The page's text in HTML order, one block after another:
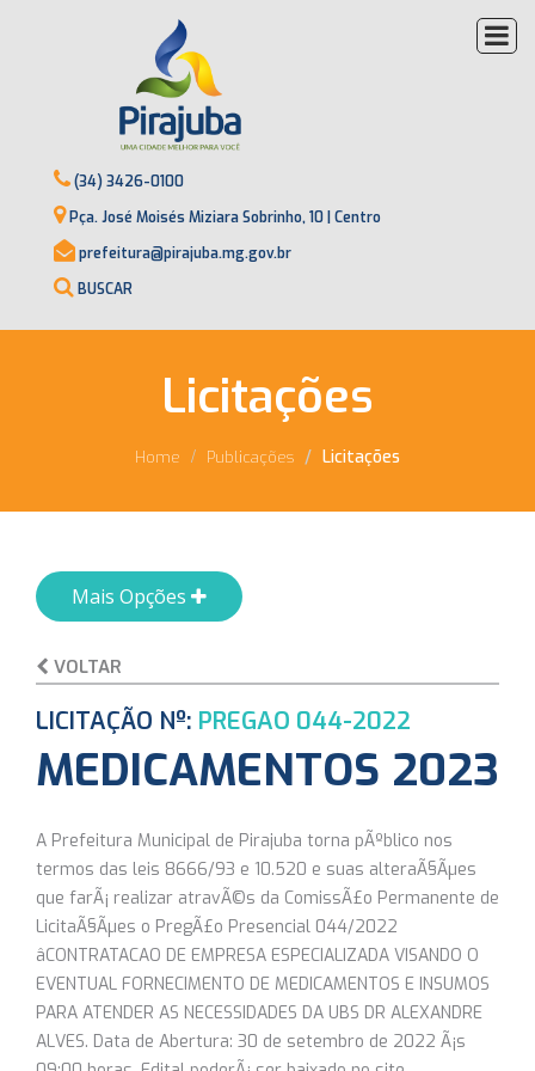
(34) 3426-0100
Pça. José Moisés Miziara Sobrinho, 10 | Centro
prefeitura@pirajuba.mg.gov.br
BUSCAR
Licitações
Home Publicações Licitações
Mais Opções
VOLTAR
LICITAÇÃO Nº: PREGAO 044-2022
MEDICAMENTOS 2023
A Prefeitura Municipal de Pirajuba torna pÃºblico nos
termos das leis 8666/93 e 10.520 e suas alteraÃ§Ãµes
que farÃ¡ realizar atravÃ©s da ComissÃ£o Permanente de
LicitaÃ§Ãµes o PregÃ£o Presencial 044/2022
âCONTRATACAO DE EMPRESA ESPECIALIZADA VISANDO O
EVENTUAL FORNECIMENTO DE MEDICAMENTOS E INSUMOS
PARA ATENDER AS NECESSIDADES DA UBS DR ALEXANDRE
ALVES. Data de Abertura: 30 de setembro de 2022 Ã¡s